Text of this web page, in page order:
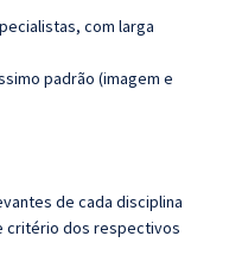
com larga
padrão (imagem e
de cada disciplina
critério dos respectivos